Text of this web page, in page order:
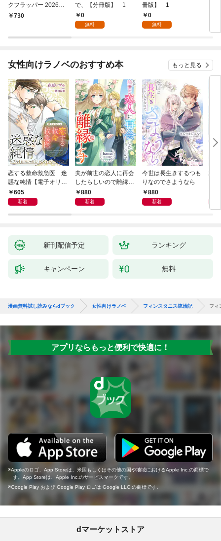
クフラッパー 2026年9
月号
￥730
で、【分冊版】 1
0
無料
冊版】 1
0
無料
女性向けラノベのおすすめ本 もっと見る
恋する救命救急医 迷
惑な純情【電子オリジ
ナル】
605
新着
夫が前世の恋人に再会
したらしいので離縁し
ます880
新着
今世は長生きするつも
りなのでさようなら
880
新着
話
で
新刊配信予定 ランキング
キャンペーン 無料
漫画無料試し読みならdブック 女性向けラノベ フィンスタニス統治記 フィ
アプリならもっと便利で快適に！
Appleのロゴ、App Storeは、米国もしくはその他の国や地域におけるApple Inc.の商標で
す。App Storeは、Apple Inc.のサービスマークです。
Google Play および Google Play ロゴは Google LLC の商標です。
dマーケットストア